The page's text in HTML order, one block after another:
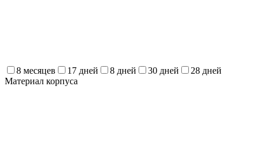
8 месяцев 17 дней 8 дней 30 дней
28 дней
Материал корпуса